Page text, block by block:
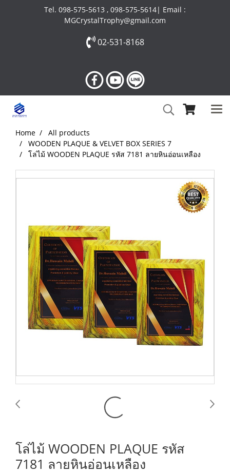
Tel. 098-575-5613 , 098-575-5614| Email :
MGCrystalTrophy@gmail.com
02-531-8168
Home
All products
WOODEN PLAQUE & VELVET BOX SERIES 7
โล่ไม้ WOODEN PLAQUE รหัส 7181 ลายหินอ่อนเหลือง
โล่ไม้ WOODEN PLAQUE รหัส
7181 ลายหินอ่อนเหลือง